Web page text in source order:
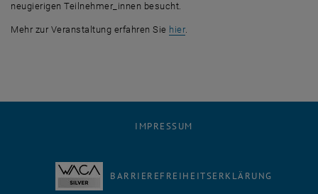
neugierigen Teilnehmer_innen besucht.
Mehr zur Veranstaltung erfahren Sie hier, öffnet eine externe URL in
IMPRESSUM
BARRIEREFREIHEITSERKLÄRUNG